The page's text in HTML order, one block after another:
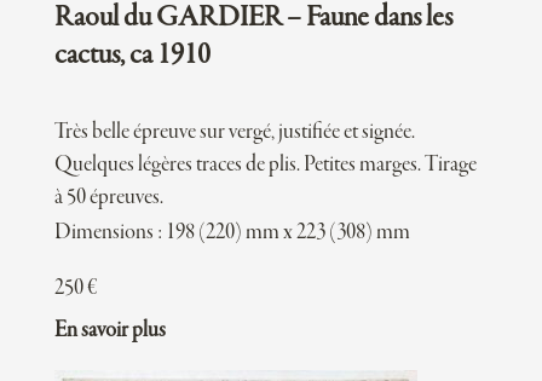
Raoul du GARDIER – Faune dans les
cactus, ca 1910
Très belle épreuve sur vergé, justifiée et signée.
Quelques légères traces de plis. Petites marges. Tirage
à 50 épreuves.
Dimensions : 198 (220) mm x 223 (308) mm
250€
En savoir plus